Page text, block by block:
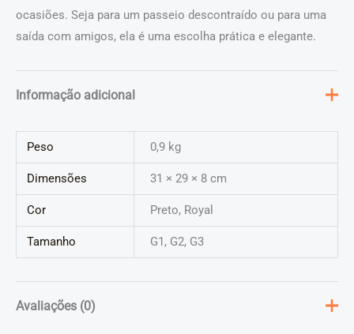
ocasiões. Seja para um passeio descontraído ou para uma
saída com amigos, ela é uma escolha prática e elegante.
Informação adicional
Peso 0,9 kg
Dimensões 31 × 29 × 8 cm
Cor Preto, Royal
Tamanho G1, G2, G3
Avaliações (0)